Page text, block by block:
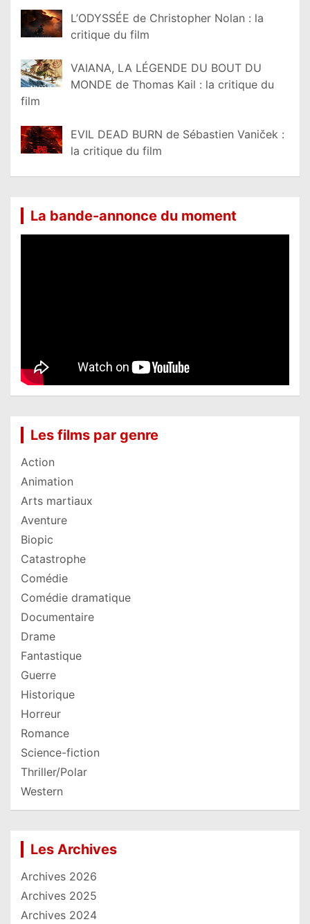
L’ODYSSÉE de Christopher Nolan : la
critique du film
VAIANA, LA LÉGENDE DU BOUT DU
MONDE de Thomas Kail : la critique du
film
EVIL DEAD BURN de Sébastien Vaniček :
la critique du film
La bande-annonce du moment
Les films par genre
Action
Animation
Arts martiaux
Aventure
Biopic
Catastrophe
Comédie
Comédie dramatique
Documentaire
Drame
Fantastique
Guerre
Historique
Horreur
Romance
Science-fiction
Thriller/Polar
Western
Les Archives
Archives 2026
Archives 2025
Archives 2024